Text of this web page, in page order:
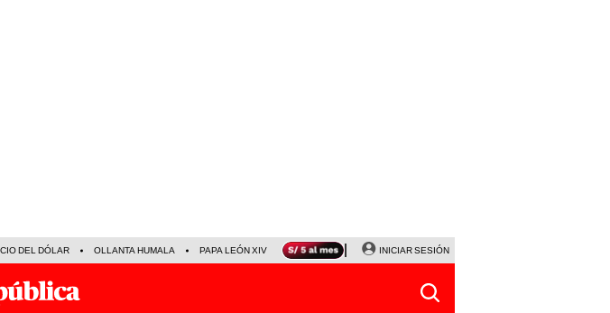
DEL DÓLAR OLLANTA HUMALA PAPA LEÓN XIV NALDY SALDAÑA LA BELLA LUZ
INICIAR SESIÓN